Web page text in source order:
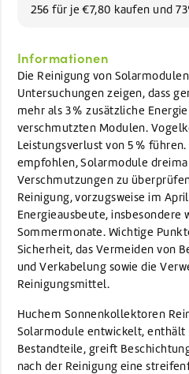
256 für je €7,80 kaufen und
Informationen
Die Reinigung von
Untersuchungen zeigen, dass
mehr als 3 % zusätzliche
verschmutzten Modulen.
Leistungsverlust von 5 %
empfohlen, Solarmodule
Verschmutzungen zu
Reinigung, vorzugsweise im
Energieausbeute, insbesondere
Sommermonate. Wichtige
Sicherheit, das Vermeiden von
und Verkabelung sowie die
Reinigungsmittel.
Huchem Sonnenkollektoren
Solarmodule entwickelt, enthält
Bestandteile, greift
nach der Reinigung eine